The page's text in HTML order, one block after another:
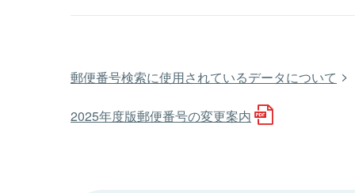
郵便番号検索に使用されているデータについて
2025年度版郵便番号の変更案内